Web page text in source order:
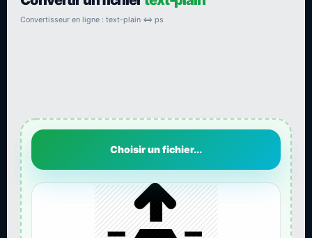
Convertisseur en ligne : text-plain ⇔ ps
Choisir un fichier...